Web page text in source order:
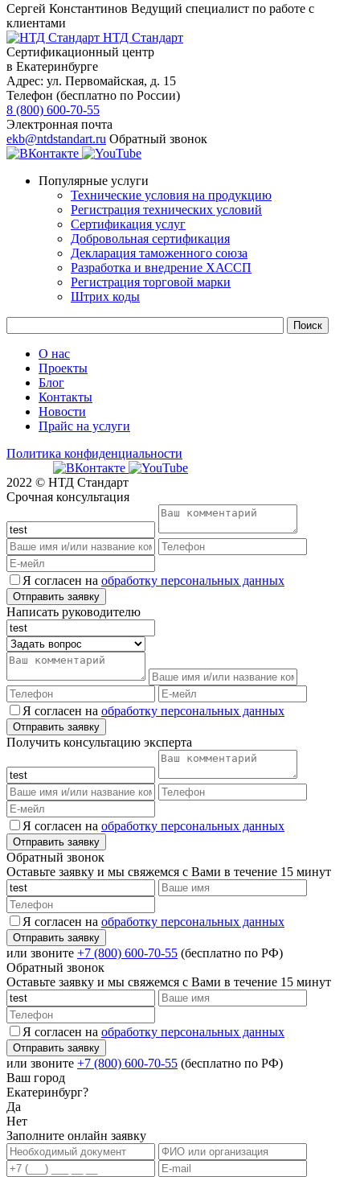
Сергей Константинов Ведущий специалист по работе с
клиентами
НТД Стандарт
Сертификационный центр
в Екатеринбурге
Адрес: ул. Первомайская, д. 15
Телефон (бесплатно по России)
8 (800) 600-70-55
Электронная почта
ekb@ntdstandart.ru Обратный звонок
Популярные услуги
Технические условия на продукцию
Регистрация технических условий
Сертификация услуг
Добровольная сертификация
Декларация таможенного союза
Разработка и внедрение ХАССП
Регистрация торговой марки
Штрих коды
О нас
Проекты
Блог
Контакты
Новости
Прайс на услуги
Политика конфиденциальности
2022 © НТД Стандарт
Срочная консультация
Я согласен на обработку персональных данных
Написать руководителю
Я согласен на обработку персональных данных
Получить консультацию эксперта
Я согласен на обработку персональных данных
Обратный звонок
Оставьте заявку и мы свяжемся с Вами в течение 15 минут
Я согласен на обработку персональных данных
или звоните +7 (800) 600-70-55 (бесплатно по РФ)
Обратный звонок
Оставьте заявку и мы свяжемся с Вами в течение 15 минут
Я согласен на обработку персональных данных
или звоните +7 (800) 600-70-55 (бесплатно по РФ)
Ваш город
Екатеринбург?
Да
Нет
Заполните онлайн заявку